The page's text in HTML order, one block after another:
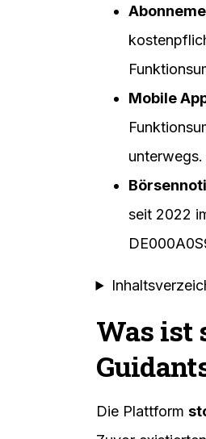
Mobile
unterwegs.
seit 2022
Was ist
Die Plattform